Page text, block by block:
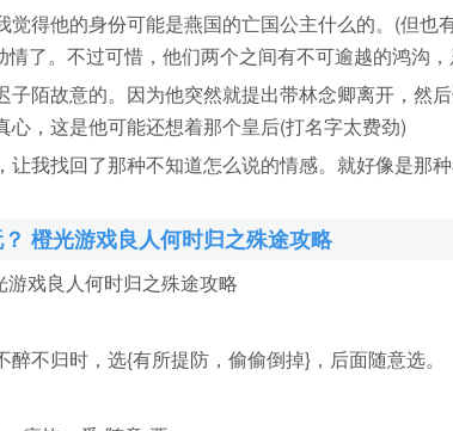
得他的身份可能是燕国的亡国公主什么的。(但也
了。不过可惜，他们两个之间有不可逾越的鸿沟，
陌故意的。因为他突然就提出带林念卿离开，然
，这是他可能还想着那个皇后(打名字太费劲)
找回了那种不知道怎么说的情感。就好像是那种
橙光游戏良人何时归之殊途攻略
戏良人何时归之殊途攻略
归时，选{有所提防，偷偷倒掉}，后面随意选。